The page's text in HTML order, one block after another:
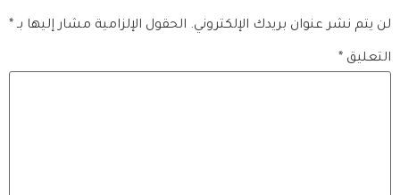
لن يتم نشر عنوان بريدك الإلكتروني. الحقول الإلزامية مشار إليها بـ *
التعليق *